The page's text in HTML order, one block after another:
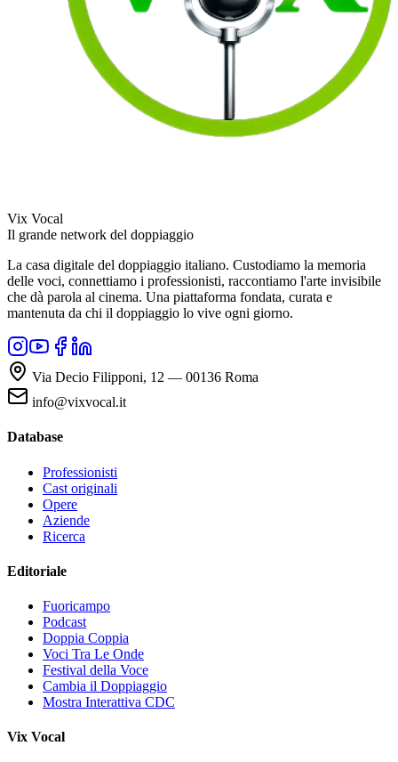
Vix Vocal
Il grande network del doppiaggio
La casa digitale del doppiaggio italiano. Custodiamo la memoria
delle voci, connettiamo i professionisti, raccontiamo l'arte invisibile
che dà parola al cinema. Una piattaforma fondata, curata e
mantenuta da chi il doppiaggio lo vive ogni giorno.
Via Decio Filipponi, 12 — 00136 Roma
info@vixvocal.it
Database
Professionisti
Cast originali
Opere
Aziende
Ricerca
Editoriale
Fuoricampo
Podcast
Doppia Coppia
Voci Tra Le Onde
Festival della Voce
Cambia il Doppiaggio
Mostra Interattiva CDC
Vix Vocal